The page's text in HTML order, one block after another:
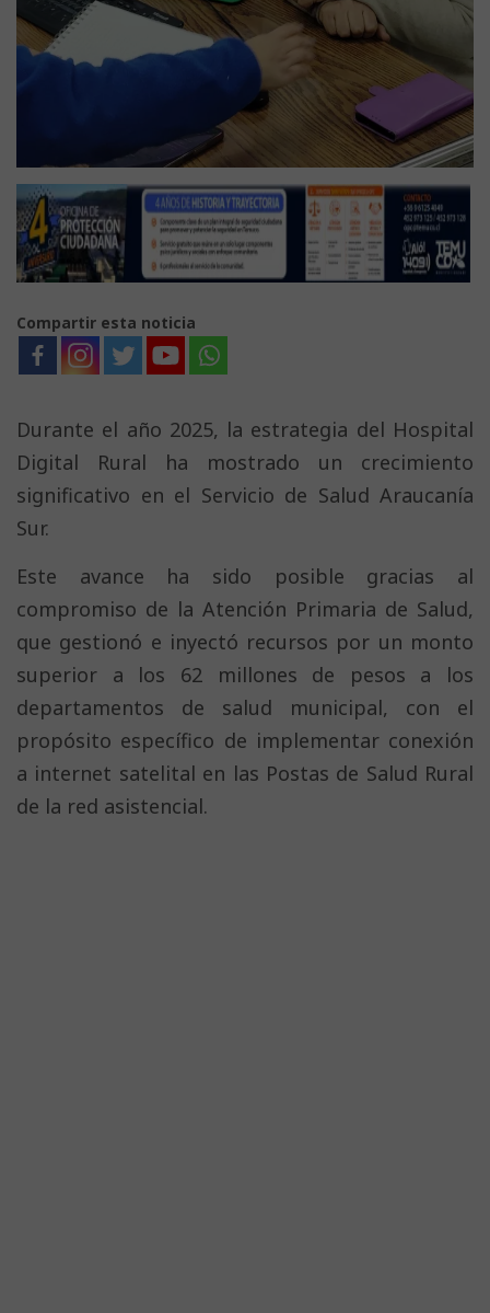
Compartir esta noticia
Durante el año 2025, la estrategia del Hospital
Digital Rural ha mostrado un crecimiento
significativo en el Servicio de Salud Araucanía
Sur.
Este avance ha sido posible gracias al
compromiso de la Atención Primaria de Salud,
que gestionó e inyectó recursos por un monto
superior a los 62 millones de pesos a los
departamentos de salud municipal, con el
propósito específico de implementar conexión
a internet satelital en las Postas de Salud Rural
de la red asistencial.